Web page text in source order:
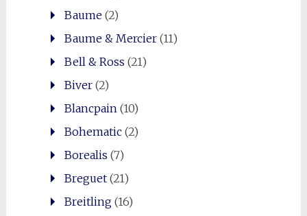
Baume(2)
Baume & Mercier(11)
Bell & Ross (21)
Biver(2)
Blancpain(10)
Bohematic(2)
Borealis (7)
Breguet(21)
Breitling(16)